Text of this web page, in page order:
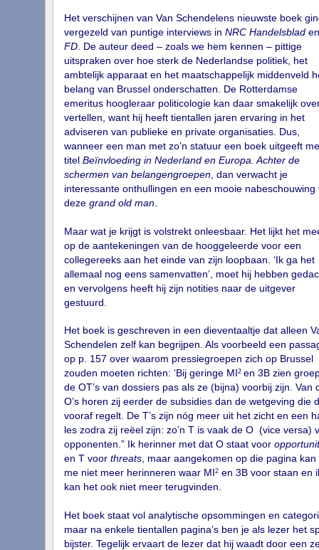
Het verschijnen van Van Schendelens nieuwste boek
vergezeld van puntige interviews in NRC Handelsblad
FD. De auteur deed – zoals we hem kennen – pittige
uitspraken over hoe sterk de Nederlandse politiek, het
ambtelijk apparaat en het maatschappelijk middenveld
belang van Brussel onderschatten. De Rotterdamse
emeritus hoogleraar politicologie kan daar smakelijk
vertellen, want hij heeft tientallen jaren ervaring in het
adviseren van publieke en private organisaties. Dus,
wanneer een man met zo’n statuur een boek uitgeeft
titel Beïnvloeding in Nederland en Europa. Achter de
schermen van belangengroepen, dan verwacht je
interessante onthullingen en een mooie nabeschouwing
deze grand old man.
Maar wat je krijgt is volstrekt onleesbaar. Het lijkt het
op de aantekeningen van de hooggeleerde voor een
collegereeks aan het einde van zijn loopbaan. ‘Ik ga het
allemaal nog eens samenvatten’, moet hij hebben
en vervolgens heeft hij zijn notities naar de uitgever
gestuurd.
Het boek is geschreven in een dieventaaltje dat alleen
Schendelen zelf kan begrijpen. Als voorbeeld een
op p. 157 over waarom pressiegroepen zich op Brussel
zouden moeten richten: ‘Bij geringe MI 2 en 3B zien
de OT’s van dossiers pas als ze (bijna) voorbij zijn. Van
O’s horen zij eerder de subsidies dan de wetgeving die
vooraf regelt. De T’s zijn nóg meer uit het zicht en een
les zodra zij reëel zijn: zo’n T is vaak de O (vice versa)
opponenten.” Ik herinner met dat O staat voor
en T voor threats, maar aangekomen op die pagina kan
me niet meer herinneren waar MI 2en 3B voor staan en
kan het ook niet meer terugvinden.
Het boek staat vol analytische opsommingen en
maar na enkele tientallen pagina’s ben je als lezer het
bijster. Tegelijk ervaart de lezer dat hij waadt door een